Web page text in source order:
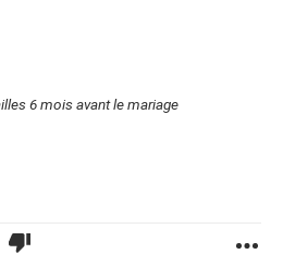
6 mois avant le mariage